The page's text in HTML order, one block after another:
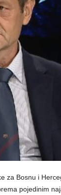
za Bosnu i
pojedinim